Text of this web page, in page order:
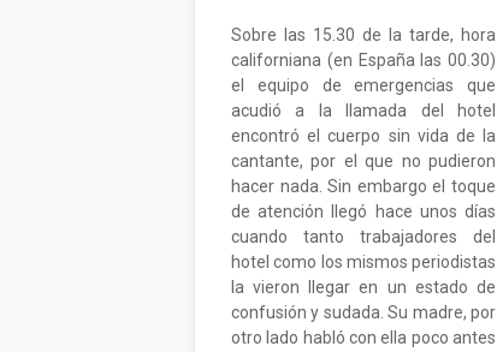
Sobre las 15.30 de la tarde, hora
californiana (en España las 00.30)
el equipo de emergencias que
acudió a la llamada del hotel
encontró el cuerpo sin vida de la
cantante, por el que no pudieron
hacer nada. Sin embargo el toque
de atención llegó hace unos días
cuando tanto trabajadores del
hotel como los mismos periodistas
la vieron llegar en un estado de
confusión y sudada. Su madre, por
otro lado habló con ella poco antes